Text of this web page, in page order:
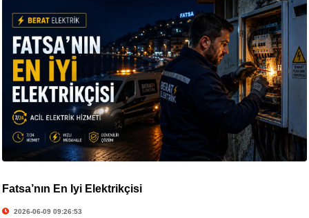
Fatsa’nın En İyi Elektrikçisi
2026-06-09 09:26:53